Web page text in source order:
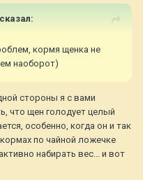
сказал:
кормя щенка не
наоборот)
стороны я с вами
что щен голодует целый
особенно, когда он и так
по чайной ложечке
набирать вес... и вот